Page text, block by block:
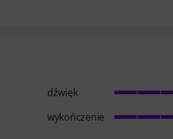
dźwięk
wykończenie